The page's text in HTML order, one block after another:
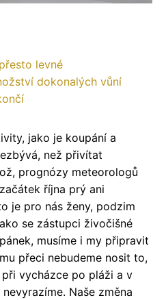
levné
dokonalých vůní
jako je koupání a
než přivítat
prognózy meteorologů
října prý ani
je pro nás ženy, podzim
se zástupci živočišné
musíme i my připravit
přeci nebudeme nosit to,
vycházce po pláži a v
Naše změna